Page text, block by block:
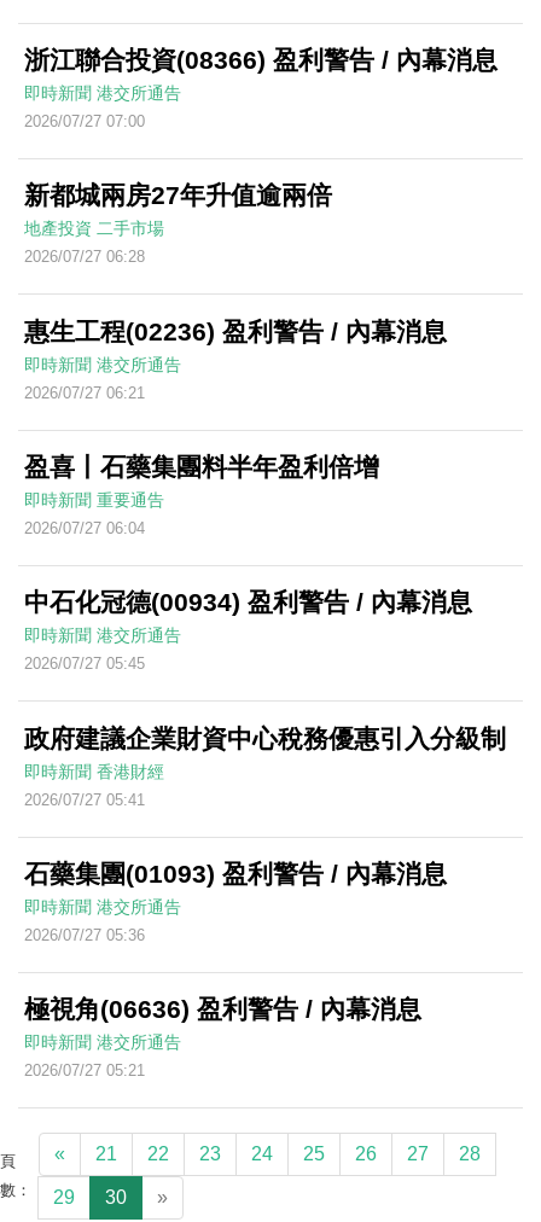
浙江聯合投資(08366) 盈利警告 / 內幕消息
即時新聞 港交所通告
2026/07/27 07:00
新都城兩房27年升值逾兩倍
地產投資 二手市場
2026/07/27 06:28
惠生工程(02236) 盈利警告 / 內幕消息
即時新聞 港交所通告
2026/07/27 06:21
盈喜丨石藥集團料半年盈利倍增
即時新聞 重要通告
2026/07/27 06:04
中石化冠德(00934) 盈利警告 / 內幕消息
即時新聞 港交所通告
2026/07/27 05:45
政府建議企業財資中心稅務優惠引入分級制
即時新聞 香港財經
2026/07/27 05:41
石藥集團(01093) 盈利警告 / 內幕消息
即時新聞 港交所通告
2026/07/27 05:36
極視角(06636) 盈利警告 / 內幕消息
即時新聞 港交所通告
2026/07/27 05:21
頁
數：
« 21 22 23 24 25 26 27 28
29 30 »